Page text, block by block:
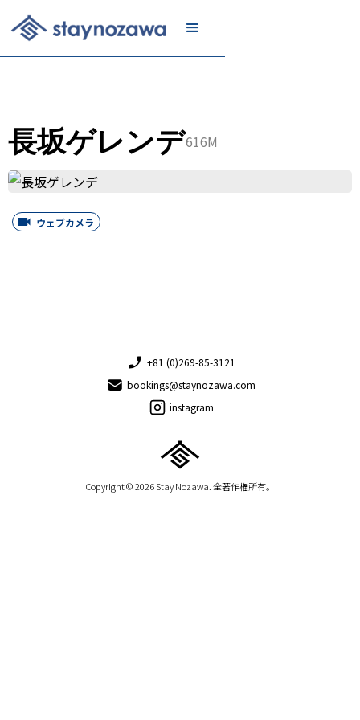
長坂ゲレンデ616M
ウェブカメラ
+81 (0)269-85-3121
bookings@staynozawa.com
instagram
Copyright © 2026 Stay Nozawa. 全著作権所有。